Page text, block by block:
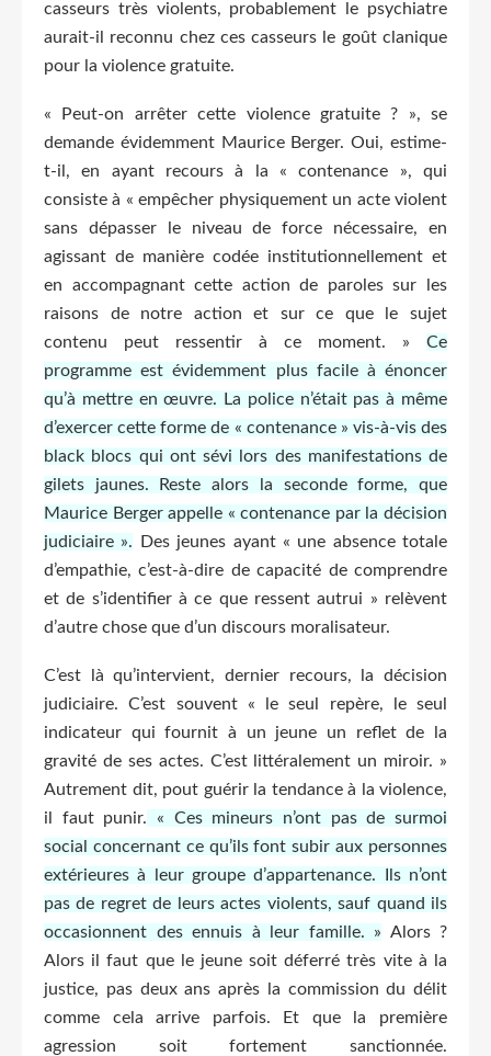
casseurs très violents, probablement le psychiatre
aurait-il reconnu chez ces casseurs le goût clanique
pour la violence gratuite.
« Peut-on arrêter cette violence gratuite ? », se
demande évidemment Maurice Berger. Oui, estime-
t-il, en ayant recours à la « contenance », qui
consiste à « empêcher physiquement un acte violent
sans dépasser le niveau de force nécessaire, en
agissant de manière codée institutionnellement et
en accompagnant cette action de paroles sur les
raisons de notre action et sur ce que le sujet
contenu peut ressentir à ce moment. » Ce
programme est évidemment plus facile à énoncer
qu’à mettre en œuvre. La police n’était pas à même
d’exercer cette forme de « contenance » vis-à-vis des
black blocs qui ont sévi lors des manifestations de
gilets jaunes. Reste alors la seconde forme, que
Maurice Berger appelle « contenance par la décision
judiciaire ». Des jeunes ayant « une absence totale
d’empathie, c’est-à-dire de capacité de comprendre
et de s’identifier à ce que ressent autrui » relèvent
d’autre chose que d’un discours moralisateur.
C’est là qu’intervient, dernier recours, la décision
judiciaire. C’est souvent « le seul repère, le seul
indicateur qui fournit à un jeune un reflet de la
gravité de ses actes. C’est littéralement un miroir. »
Autrement dit, pout guérir la tendance à la violence,
il faut punir. « Ces mineurs n’ont pas de surmoi
social concernant ce qu’ils font subir aux personnes
extérieures à leur groupe d’appartenance. Ils n’ont
pas de regret de leurs actes violents, sauf quand ils
occasionnent des ennuis à leur famille. » Alors ?
Alors il faut que le jeune soit déferré très vite à la
justice, pas deux ans après la commission du délit
comme cela arrive parfois. Et que la première
agression soit fortement sanctionnée.